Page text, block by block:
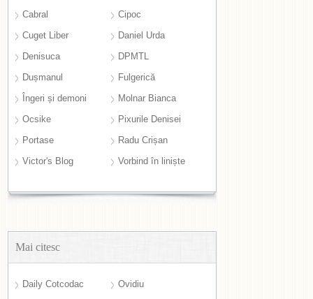
Cabral
Cipoc
Cuget Liber
Daniel Urda
Denisuca
DPMTL
Dușmanul
Fulgerică
Îngeri și demoni
Molnar Bianca
Ocsike
Pixurile Denisei
Portase
Radu Crișan
Victor's Blog
Vorbind în liniște
Mai citesc
Daily Cotcodac
Ovidiu